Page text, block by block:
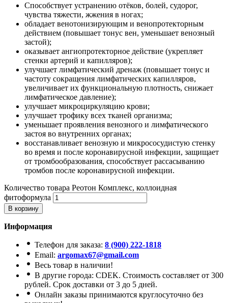
Способствует устранению отёков, болей, судорог,
чувства тяжести, жжения в ногах;
обладает венотонизирующим и венопротекторным
действием (повышает тонус вен, уменьшает венозный
застой);
оказывает ангиопротекторное действие (укрепляет
стенки артерий и капилляров);
улучшает лимфатический дренаж (повышает тонус и
частоту сокращения лимфатических капилляров,
увеличивает их функциональную плотность, снижает
лимфатическое давление);
улучшает микроциркуляцию крови;
улучшает трофику всех тканей организма;
уменьшает проявления венозного и лимфатического
застоя во внутренних органах;
восстанавливает венозную и микрососудистую стенку
во время и после коронавирусной инфекции, защищает
от тромбообразования, способствует рассасыванию
тромбов после коронавирусной инфекции.
Количество товара Реотон Комплекс, коллоидная
фитоформула
В корзину
Информация
Телефон для заказа: 8 (900) 222-1818
Email: argomax67@gmail.com
Весь товар в наличии!
В другие города: CDEK. Стоимость составляет от 300
рублей. Срок доставки от 3 до 5 дней.
Онлайн заказы принимаются круглосуточно без